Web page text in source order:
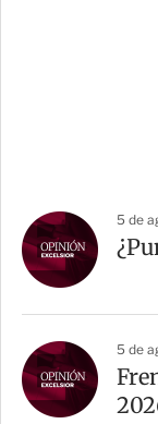
5 de
5 de